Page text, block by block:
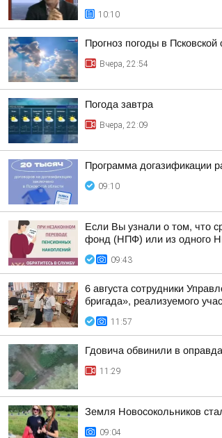
10:10
Прогноз погоды в Псковской
Вчера, 22:54
Погода завтра
Вчера, 22:09
Программа догазификации
09:10
Если Вы узнали о том, что
фонд (НПФ) или из одного
09:43
6 августа сотрудники
бригада», реализуемого
11:57
Гдовича обвинили в
11:29
Земля Новосокольников
09:04